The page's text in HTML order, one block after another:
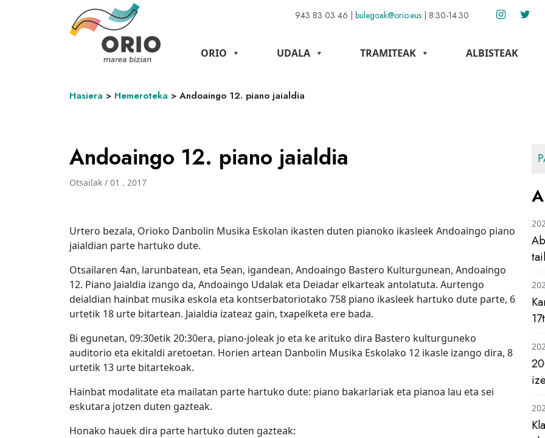
943 83 03 46 | bulegoak@orio.eus | 8:30-14:30
ORIO UDALA TRAMITEAK ALBISTEAK
Hasiera > Hemeroteka > Andoaingo 12. piano jaialdia
Andoaingo 12. piano jaialdia
Otsailak / 01 . 2017
Urtero bezala, Orioko Danbolin Musika Eskolan ikasten duten pianoko ikasleek Andoaingo piano
jaialdian parte hartuko dute.
Otsailaren 4an, larunbatean, eta 5ean, igandean, Andoaingo Bastero Kulturgunean, Andoaingo
12. Piano Jaialdia izango da, Andoaingo Udalak eta Deiadar elkarteak antolatuta. Aurtengo
deialdian hainbat musika eskola eta kontserbatoriotako 758 piano ikasleek hartuko dute parte, 6
urtetik 18 urte bitartean. Jaialdia izateaz gain, txapelketa ere bada.
Bi egunetan, 09:30etik 20:30era, piano-joleak jo eta ke arituko dira Bastero kulturguneko
auditorio eta ekitaldi aretoetan. Horien artean Danbolin Musika Eskolako 12 ikasle izango dira, 8
urtetik 13 urte bitartekoak.
Hainbat modalitate eta mailatan parte hartuko dute: piano bakarlariak eta pianoa lau eta sei
eskutara jotzen duten gazteak.
Honako hauek dira parte hartuko duten gazteak: